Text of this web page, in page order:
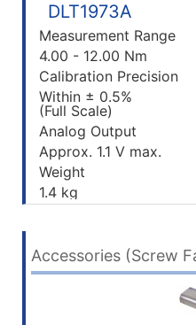
DLT1973A
Measurement Range
4.00 - 12.00 Nm
Calibration Precision
Within ± 0.5%
(Full Scale)
Analog Output
Approx. 1.1 V max.
Weight
1.4 kg
Accessories (Screw